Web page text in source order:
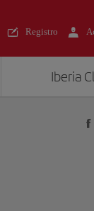
Registro
Iberia